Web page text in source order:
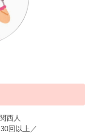
西人
回以上／